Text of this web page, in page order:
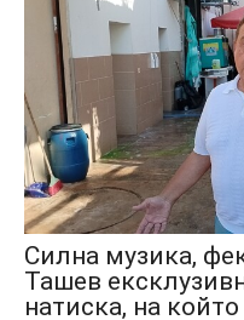
Силна музика,
Ташев
натиска, на